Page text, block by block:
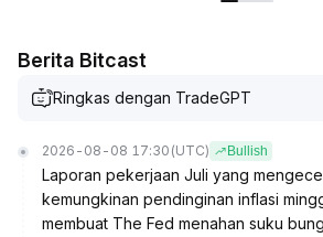
Berita Bitcast
Ringkas dengan TradeGPT
2026-08-08 17:30 (UTC) Bullish
Laporan pekerjaan Juli yang
kemungkinan pendinginan inflasi
membuat The Fed menahan suku